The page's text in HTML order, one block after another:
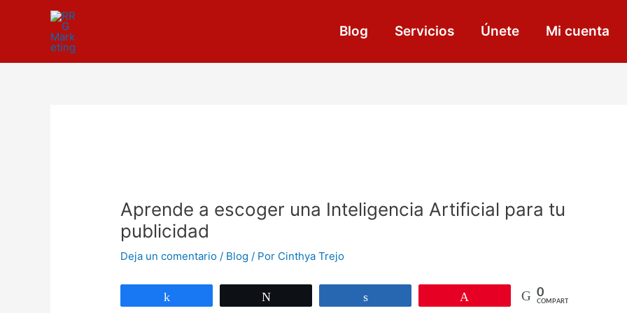
Blog Servicios Únete Mi cuenta
Aprende a escoger una Inteligencia Artificial para tu
publicidad
Deja un comentario / Blog / Por Cinthya Trejo
0
COMPARTIR